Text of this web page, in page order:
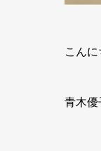
こんに
青木優